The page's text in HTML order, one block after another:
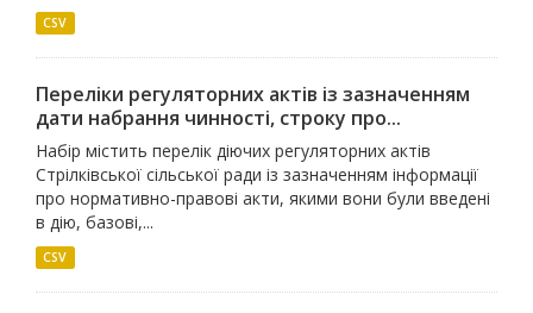
CSV
Переліки регуляторних актів із зазначенням
дати набрання чинності, строку про...
Набір містить перелік діючих регуляторних актів
Стрілківської сільської ради із зазначенням інформації
про нормативно-правові акти, якими вони були введені
в дію, базові,...
CSV